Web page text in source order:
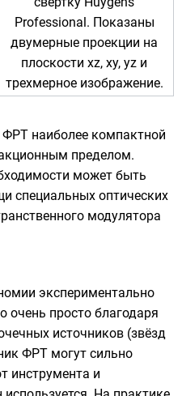
Professional. Показаны
двумерные проекции на
плоскости xz, xy, yz и
трехмерное изображение.
ФРТ наиболее компактной
пределом.
может быть
специальных оптических
модулятора
экспериментально
очень просто благодаря
источников (звёзд
ФРТ могут сильно
инструмента и